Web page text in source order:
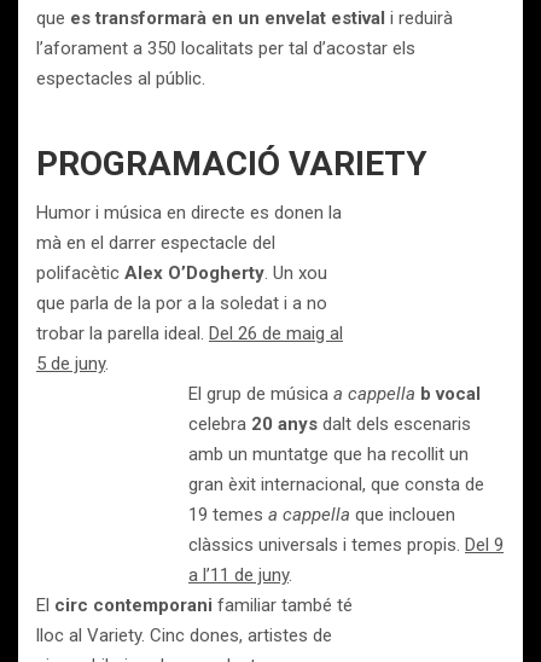
que es transformarà en un envelat estival i reduirà
l’aforament a 350 localitats per tal d’acostar els
espectacles al públic.
PROGRAMACIÓ VARIETY
Humor i música en directe es donen la
mà en el darrer espectacle del
polifacètic Alex O’Dogherty. Un xou
que parla de la por a la soledat i a no
trobar la parella ideal. Del 26 de maig al
5 de juny.
El grup de música a cappella b vocal
celebra 20 anys dalt dels escenaris
amb un muntatge que ha recollit un
gran èxit internacional, que consta de
19 temes a cappella que inclouen
clàssics universals i temes propis. Del 9
a l’11 de juny.
El circ contemporani familiar també té
lloc al Variety. Cinc dones, artistes de